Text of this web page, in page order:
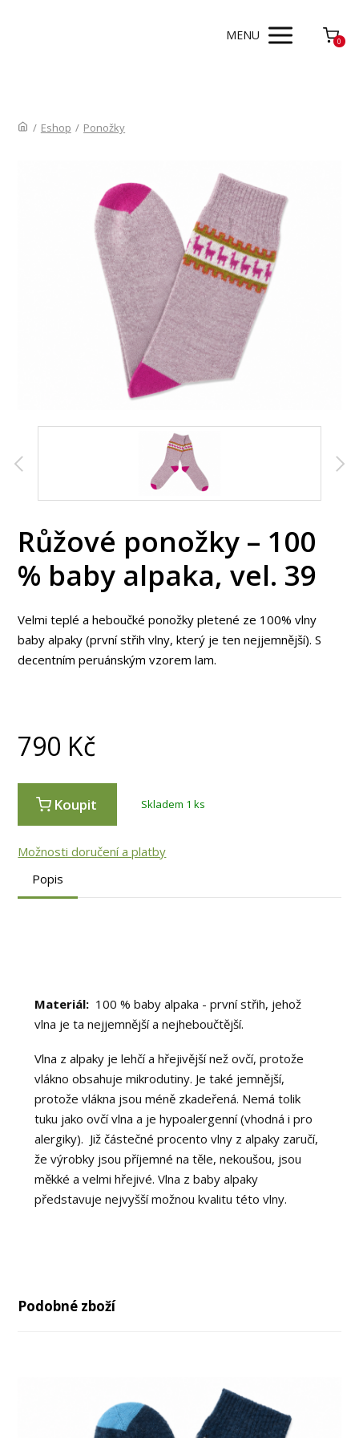
MENU 0
/ Eshop / Ponožky
Růžové ponožky – 100
% baby alpaka, vel. 39
Velmi teplé a heboučké ponožky pletené ze 100% vlny
baby alpaky (první střih vlny, který je ten nejjemnější). S
decentním peruánským vzorem lam.
790 Kč
Koupit Skladem 1 ks
Možnosti doručení a platby
Popis
Materiál: 100 % baby alpaka - první střih, jehož
vlna je ta nejjemnější a nejheboučtější.
Vlna z alpaky je lehčí a hřejivější než ovčí, protože
vlákno obsahuje mikrodutiny. Je také jemnější,
protože vlákna jsou méně zkadeřená. Nemá tolik
tuku jako ovčí vlna a je hypoalergenní (vhodná i pro
alergiky). Již částečné procento vlny z alpaky zaručí,
že výrobky jsou příjemné na těle, nekoušou, jsou
měkké a velmi hřejivé. Vlna z baby alpaky
představuje nejvyšší možnou kvalitu této vlny.
Podobné zboží